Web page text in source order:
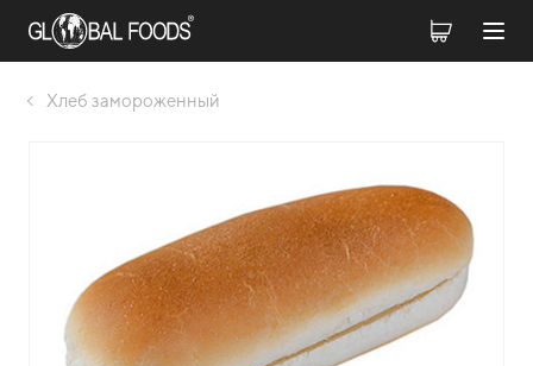
Хлеб замороженный